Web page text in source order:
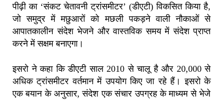
पीढ़ी का ‘संकट चेतावनी ट्रांसमीटर’ (डीएटी) विकसित किया है,
जो समुद्र में मछुआरों को मछली पकड़ने वाली नौकाओं से
आपातकालीन संदेश भेजने और वास्तविक समय में संदेश प्राप्त
करने में सक्षम बनाएगा।
इसरो ने कहा कि डीएटी साल 2010 से चालू है और 20,000 से
अधिक ट्रांसमीटर वर्तमान में उपयोग किए जा रहे हैं। इसरो के
एक बयान के अनुसार, संदेश एक संचार उपग्रह के माध्यम से भेजे